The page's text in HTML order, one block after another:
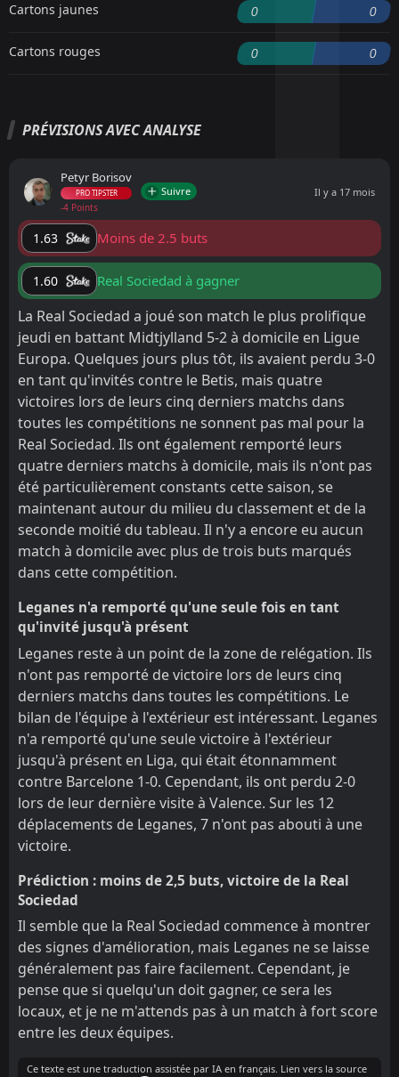
Cartons jaunes 0 0
Cartons rouges 0 0
PRÉVISIONS AVEC ANALYSE
Petyr Borisov
PRO TIPSTER
-4 Points
Suivre Il y a 17 mois
1.63 Moins de 2.5 buts
1.60 Real Sociedad à gagner
La Real Sociedad a joué son match le plus prolifique
jeudi en battant Midtjylland 5-2 à domicile en Ligue
Europa. Quelques jours plus tôt, ils avaient perdu 3-0
en tant qu'invités contre le Betis, mais quatre
victoires lors de leurs cinq derniers matchs dans
toutes les compétitions ne sonnent pas mal pour la
Real Sociedad. Ils ont également remporté leurs
quatre derniers matchs à domicile, mais ils n'ont pas
été particulièrement constants cette saison, se
maintenant autour du milieu du classement et de la
seconde moitié du tableau. Il n'y a encore eu aucun
match à domicile avec plus de trois buts marqués
dans cette compétition.
Leganes n'a remporté qu'une seule fois en tant
qu'invité jusqu'à présent
Leganes reste à un point de la zone de relégation. Ils
n'ont pas remporté de victoire lors de leurs cinq
derniers matchs dans toutes les compétitions. Le
bilan de l'équipe à l'extérieur est intéressant. Leganes
n'a remporté qu'une seule victoire à l'extérieur
jusqu'à présent en Liga, qui était étonnamment
contre Barcelone 1-0. Cependant, ils ont perdu 2-0
lors de leur dernière visite à Valence. Sur les 12
déplacements de Leganes, 7 n'ont pas abouti à une
victoire.
Prédiction : moins de 2,5 buts, victoire de la Real
Sociedad
Il semble que la Real Sociedad commence à montrer
des signes d'amélioration, mais Leganes ne se laisse
généralement pas faire facilement. Cependant, je
pense que si quelqu'un doit gagner, ce sera les
locaux, et je ne m'attends pas à un match à fort score
entre les deux équipes.
Ce texte est une traduction assistée par IA en français. Lien vers la source